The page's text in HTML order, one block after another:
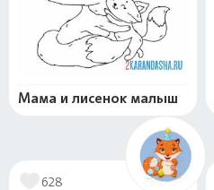
Мама и лисенок малыш
628